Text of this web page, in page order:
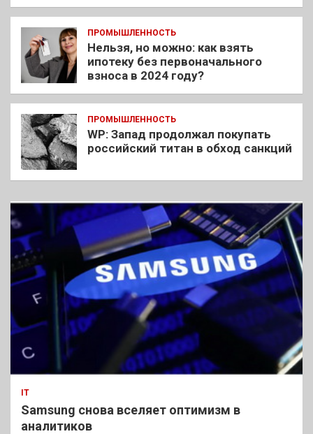
ПРОМЫШЛЕННОСТЬ
Нельзя, но можно: как взять
ипотеку без первоначального
взноса в 2024 году?
ПРОМЫШЛЕННОСТЬ
WP: Запад продолжал покупать
российский титан в обход санкций
IT
Samsung снова вселяет оптимизм в
аналитиков